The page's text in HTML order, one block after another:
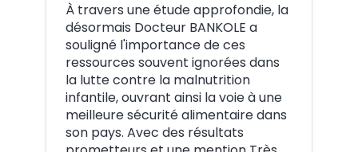
À travers une étude approfondie, la
désormais Docteur BANKOLE a
souligné l'importance de ces
ressources souvent ignorées dans
la lutte contre la malnutrition
infantile, ouvrant ainsi la voie à une
meilleure sécurité alimentaire dans
son pays. Avec des résultats